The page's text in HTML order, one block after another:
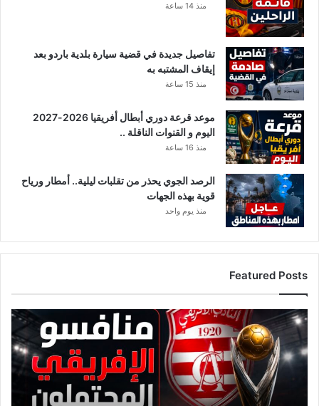
منذ 14 ساعة
تفاصيل جديدة في قضية سيارة بلدية باردو بعد
إيقاف المشتبه به
منذ 15 ساعة
موعد قرعة دوري أبطال أفريقيا 2026-2027
اليوم و القنوات الناقلة ..
منذ 16 ساعة
الرصد الجوي يحذر من تقلبات ليلية.. أمطار ورياح
قوية بهذه الجهات
منذ يوم واحد
Featured Posts
قائمة
منافسي
النادي
الإفريقي